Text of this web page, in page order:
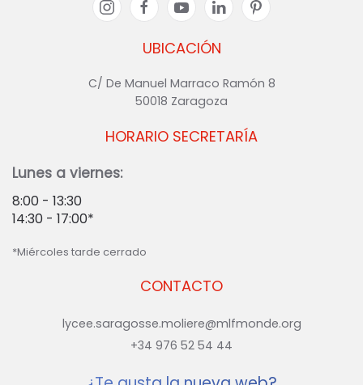
UBICACIÓN
C/ De Manuel Marraco Ramón 8
50018 Zaragoza
CONTACTO
lycee.saragosse.moliere@mlfmonde.org
+34 976 52 54 44
HORARIO SECRETARÍA
Lunes a viernes:
8:00 - 13:30
14:30 - 17:00*
*Miércoles tarde cerrado